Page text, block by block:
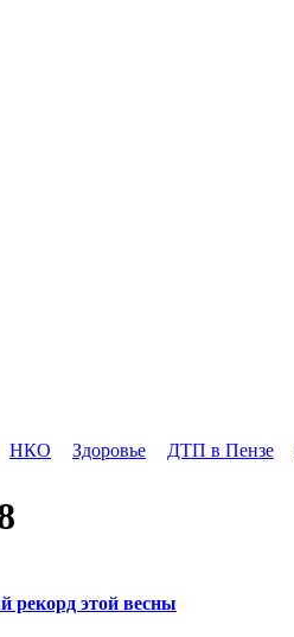
НКО Здоровье ДТП в Пензе
рекорд этой весны